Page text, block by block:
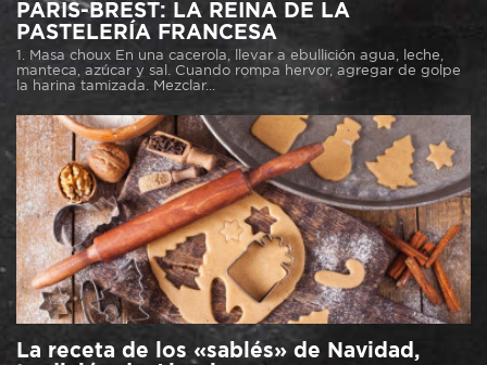
PARIS-BREST: LA REINA DE LA
PASTELERÍA FRANCESA
1. Masa choux En una cacerola, llevar a ebullición agua, leche,
manteca, azúcar y sal. Cuando rompa hervor, agregar de golpe
la harina tamizada. Mezclar...
La receta de los «sablés» de Navidad,